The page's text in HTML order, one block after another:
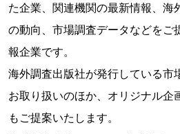
た企業、関連機関の最新情報、海
の動向、市場調査データなどをご
報企業です。
海外調査出版社が発行している市
お取り扱いのほか、オリジナル企
もご提案いたします。